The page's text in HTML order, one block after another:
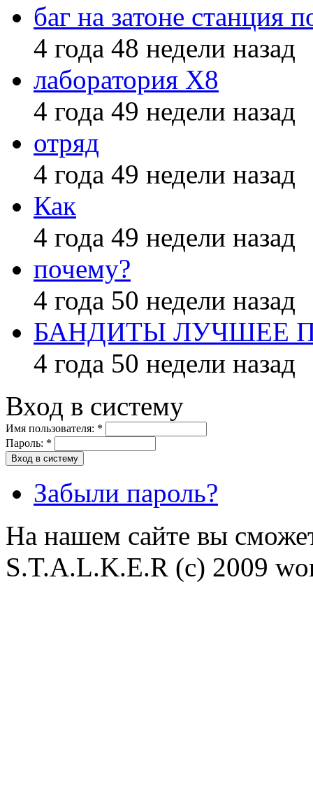
баг на затоне станция
4 года 48 недели назад
лаборатория X8
4 года 49 недели назад
отряд
4 года 49 недели назад
Как
4 года 49 недели назад
почему?
4 года 50 недели назад
БАНДИТЫ ЛУЧШЕЕ
4 года 50 недели назад
Вход в систему
Имя пользователя: *
Пароль: *
Забыли пароль?
На нашем сайте вы
S.T.A.L.K.E.R (с) 2009